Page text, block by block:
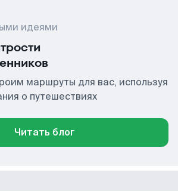
идеями
маршруты для вас, используя
о путешествиях
Читать блог